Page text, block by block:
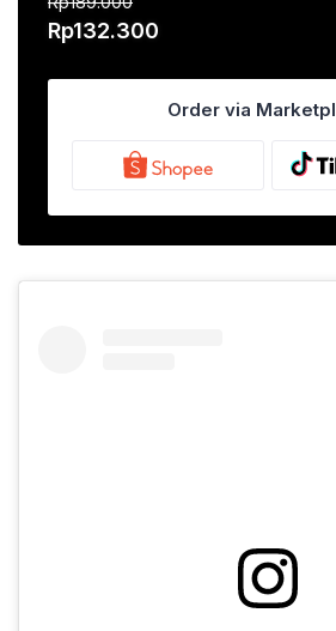
Harga
adalah:
Rp132.300
ini
adalah:
Order via